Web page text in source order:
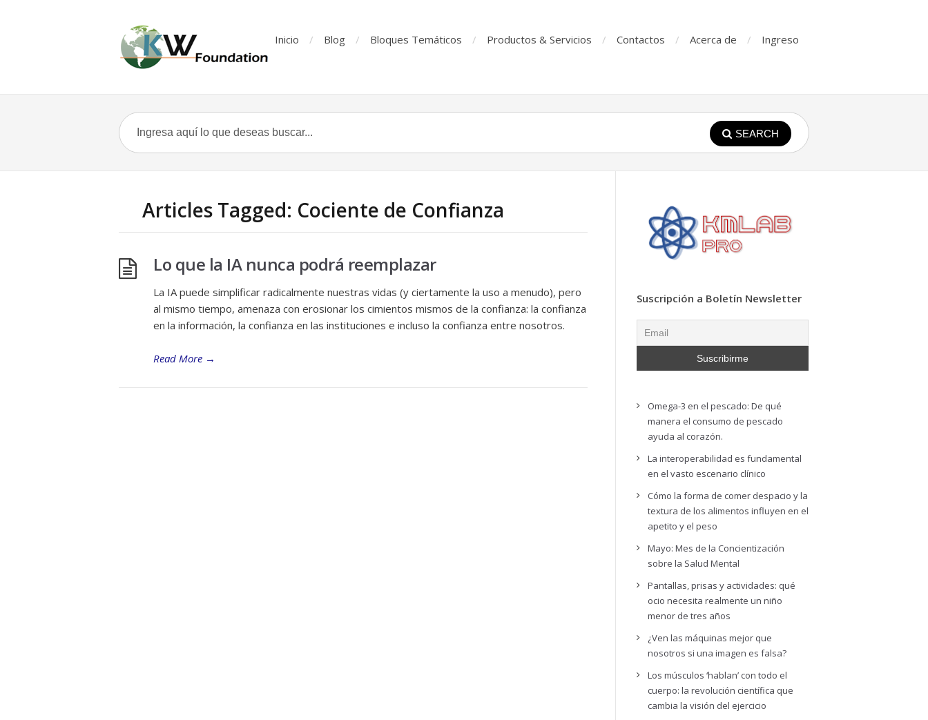
Inicio Blog Bloques Temáticos Productos & Servicios Contactos Acerca de Ingreso
SEARCH
Articles Tagged: Cociente de Confianza
Lo que la IA nunca podrá reemplazar
La IA puede simplificar radicalmente nuestras vidas (y ciertamente la uso a menudo), pero
al mismo tiempo, amenaza con erosionar los cimientos mismos de la confianza: la confianza
en la información, la confianza en las instituciones e incluso la confianza entre nosotros.
Read More →
Suscripción a Boletín Newsletter
Omega-3 en el pescado: De qué
manera el consumo de pescado
ayuda al corazón.
La interoperabilidad es fundamental
en el vasto escenario clínico
Cómo la forma de comer despacio y la
textura de los alimentos influyen en el
apetito y el peso
Mayo: Mes de la Concientización
sobre la Salud Mental
Pantallas, prisas y actividades: qué
ocio necesita realmente un niño
menor de tres años
¿Ven las máquinas mejor que
nosotros si una imagen es falsa?
Los músculos ‘hablan’ con todo el
cuerpo: la revolución científica que
cambia la visión del ejercicio